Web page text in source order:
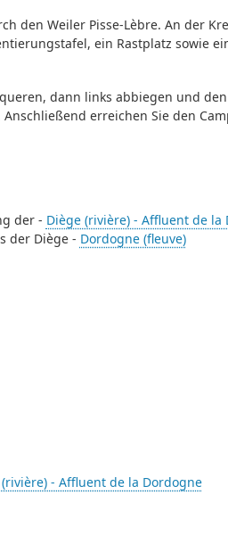
den Weiler Pisse-Lèbre. An der
ein Rastplatz sowie
dann links abbiegen und
erreichen Sie den
der - Diège (rivière) - Affluent de la
der Diège - Dordogne (fleuve)
- Affluent de la Dordogne